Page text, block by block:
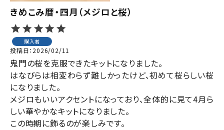
きめこみ暦・四月（メジロと桜）
購入者
投稿日 2026/02/11
鬼門の桜を克服できたキットになりました。
はなびらは相変わらず難しかったけど、初めて桜らしい桜
になりました。
メジロもいいアクセントになっており、全体的に見て4月ら
しい華やかなキットになりました。
この時期に飾るのが楽しみです。